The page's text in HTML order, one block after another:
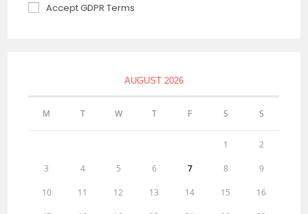
Accept GDPR Terms
AUGUST 2026
M T W T F S S
1 2
3 4 5 6 7 8 9
10 11 12 13 14 15 16